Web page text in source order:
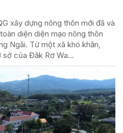
xây dựng nông thôn mới đã và
diện diện mạo nông thôn
Ngãi. Từ một xã khó khăn,
của Đăk Rơ Wa...